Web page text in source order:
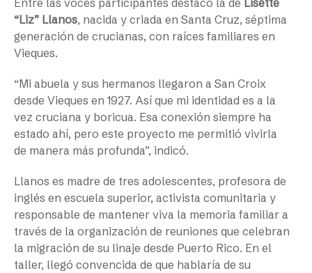
Entre las voces participantes destacó la de Lisette
“Liz” Llanos, nacida y criada en Santa Cruz, séptima
generación de crucianas, con raíces familiares en
Vieques.
“Mi abuela y sus hermanos llegaron a San Croix
desde Vieques en 1927. Así que mi identidad es a la
vez cruciana y boricua. Esa conexión siempre ha
estado ahí, pero este proyecto me permitió vivirla
de manera más profunda”, indicó.
Llanos es madre de tres adolescentes, profesora de
inglés en escuela superior, activista comunitaria y
responsable de mantener viva la memoria familiar a
través de la organización de reuniones que celebran
la migración de su linaje desde Puerto Rico. En el
taller, llegó convencida de que hablaría de su